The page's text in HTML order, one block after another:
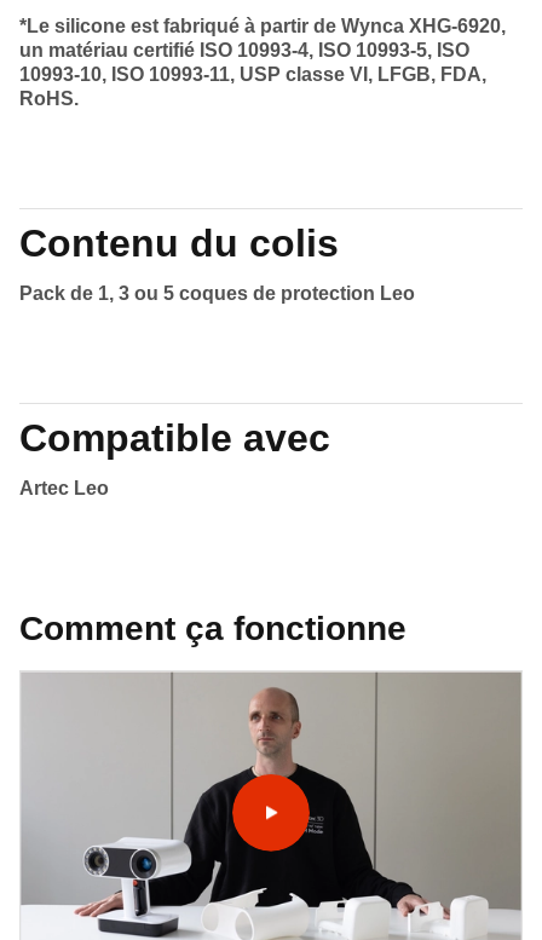
*Le silicone est fabriqué à partir de Wynca XHG-6920,
un matériau certifié ISO 10993-4, ISO 10993-5, ISO
10993-10, ISO 10993-11, USP classe VI, LFGB, FDA,
RoHS.
Contenu du colis
Pack de 1, 3 ou 5 coques de protection Leo
Compatible avec
Artec Leo
Comment ça fonctionne